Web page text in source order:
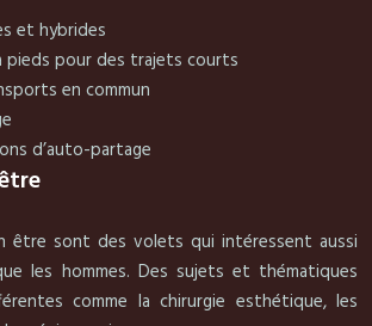
et hybrides
pieds pour des trajets courts
en commun
d’auto-partage
être sont des volets qui intéressent aussi
les hommes. Des sujets et thématiques
comme la chirurgie esthétique, les